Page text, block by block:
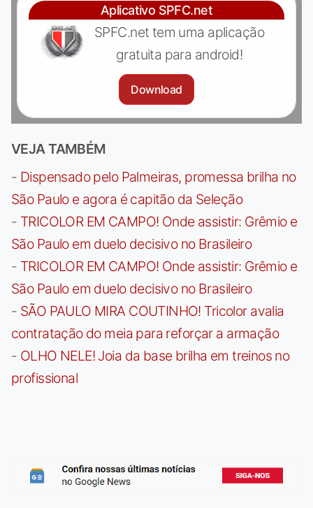
Aplicativo SPFC.net
SPFC.net tem uma aplicação
gratuita para android!
Download
VEJA TAMBÉM
- Dispensado pelo Palmeiras, promessa brilha no
São Paulo e agora é capitão da Seleção
- TRICOLOR EM CAMPO! Onde assistir: Grêmio e
São Paulo em duelo decisivo no Brasileiro
- TRICOLOR EM CAMPO! Onde assistir: Grêmio e
São Paulo em duelo decisivo no Brasileiro
- SÃO PAULO MIRA COUTINHO! Tricolor avalia
contratação do meia para reforçar a armação
- OLHO NELE! Joia da base brilha em treinos no
profissional